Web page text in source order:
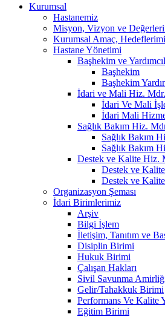
Kurumsal
Hastanemiz
Misyon, Vizyon ve
Kurumsal Amaç,
Hastane Yönetimi
Başhekim ve
Başhekim
Başhekim
İdari ve Mali Hiz.
İdari Ve Mali
İdari Mali
Sağlık Bakım Hiz.
Sağlık Bakım
Sağlık Bakım
Destek ve Kalite Hiz.
Destek ve
Destek ve
Organizasyon Şeması
İdari Birimlerimiz
Arşiv
Bilgi İşlem
İletişim, Tanıtım ve
Disiplin Birimi
Hukuk Birimi
Çalışan Hakları
Sivil Savunma
Gelir/Tahakkuk Birimi
Performans Ve Kalite
Eğitim Birimi